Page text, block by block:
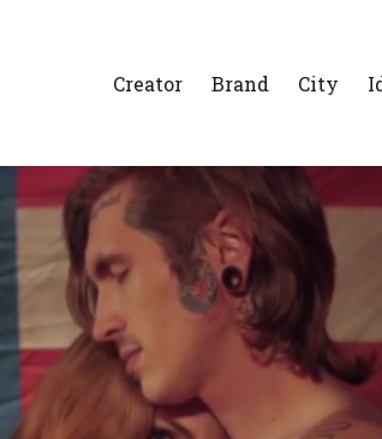
Creator Brand City